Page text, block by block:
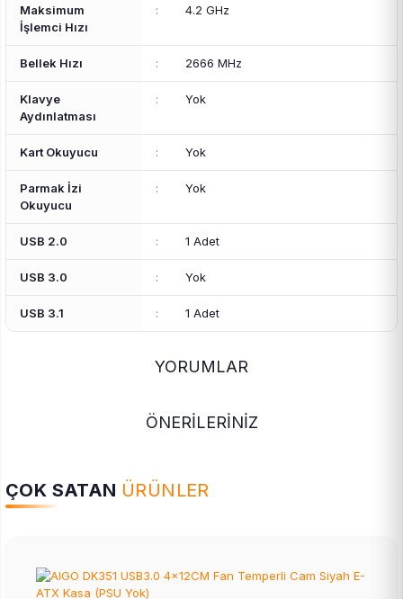
Maksimum
İşlemci Hızı
: 4.2 GHz
Bellek Hızı : 2666 MHz
Klavye
Aydınlatması
: Yok
Kart Okuyucu : Yok
Parmak İzi
Okuyucu
: Yok
USB 2.0 : 1 Adet
USB 3.0 : Yok
USB 3.1 : 1 Adet
YORUMLAR
ÖNERİLERİNİZ
ÇOK SATAN ÜRÜNLER